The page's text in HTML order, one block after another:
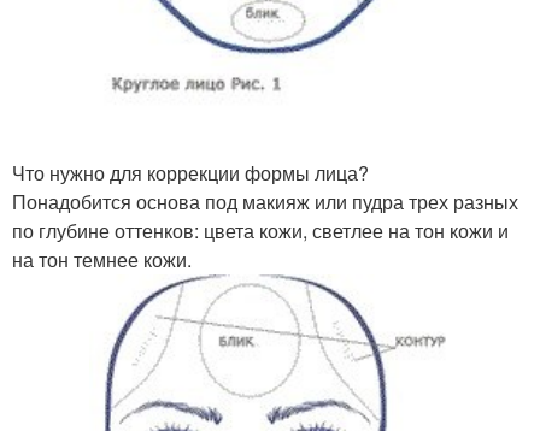
Что нужно для коррекции формы лица?
Понадобится основа под макияж или пудра трех разных
по глубине оттенков: цвета кожи, светлее на тон кожи и
на тон темнее кожи.